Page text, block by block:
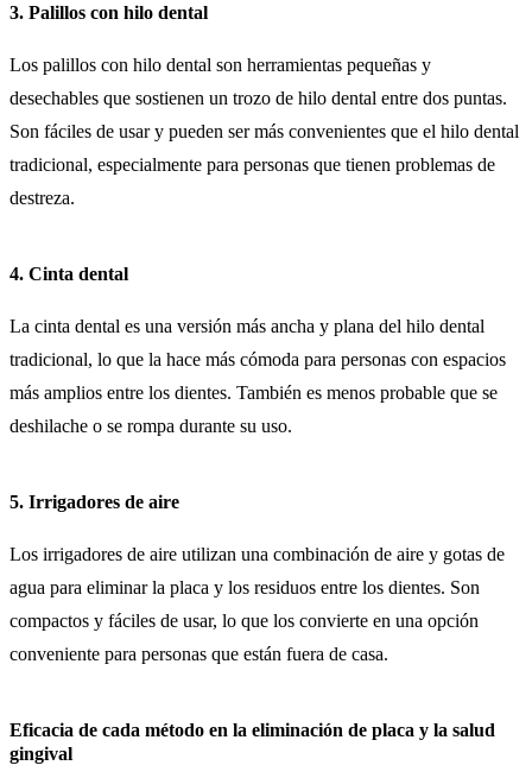
3. Palillos con hilo dental
Los palillos con hilo dental son herramientas pequeñas y
desechables que sostienen un trozo de hilo dental entre dos puntas.
Son fáciles de usar y pueden ser más convenientes que el hilo dental
tradicional, especialmente para personas que tienen problemas de
destreza.
4. Cinta dental
La cinta dental es una versión más ancha y plana del hilo dental
tradicional, lo que la hace más cómoda para personas con espacios
más amplios entre los dientes. También es menos probable que se
deshilache o se rompa durante su uso.
5. Irrigadores de aire
Los irrigadores de aire utilizan una combinación de aire y gotas de
agua para eliminar la placa y los residuos entre los dientes. Son
compactos y fáciles de usar, lo que los convierte en una opción
conveniente para personas que están fuera de casa.
Eficacia de cada método en la eliminación de placa y la salud
gingival